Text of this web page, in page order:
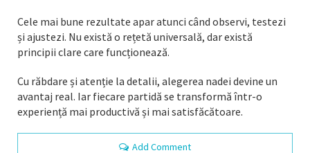
Cele mai bune rezultate apar atunci când observi, testezi
și ajustezi. Nu există o rețetă universală, dar există
principii clare care funcționează.
Cu răbdare și atenție la detalii, alegerea nadei devine un
avantaj real. Iar fiecare partidă se transformă într-o
experiență mai productivă și mai satisfăcătoare.
Add Comment